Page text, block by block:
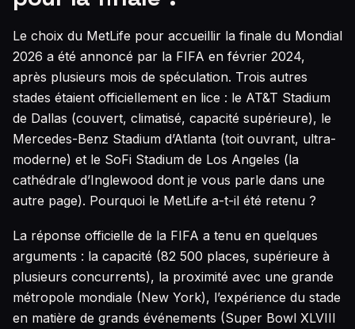
Le choix du MetLife pour accueillir la finale du Mondial
2026 a été annoncé par la FIFA en février 2024,
après plusieurs mois de spéculation. Trois autres
stades étaient officiellement en lice : le AT&T Stadium
de Dallas (couvert, climatisé, capacité supérieure), le
Mercedes-Benz Stadium d’Atlanta (toit ouvrant, ultra-
moderne) et le SoFi Stadium de Los Angeles (la
cathédrale d’Inglewood dont je vous parle dans une
autre page). Pourquoi le MetLife a-t-il été retenu ?
La réponse officielle de la FIFA a tenu en quelques
arguments : la capacité (82 500 places, supérieure à
plusieurs concurrents), la proximité avec une grande
métropole mondiale (New York), l’expérience du stade
en matière de grands événements (Super Bowl XLVIII